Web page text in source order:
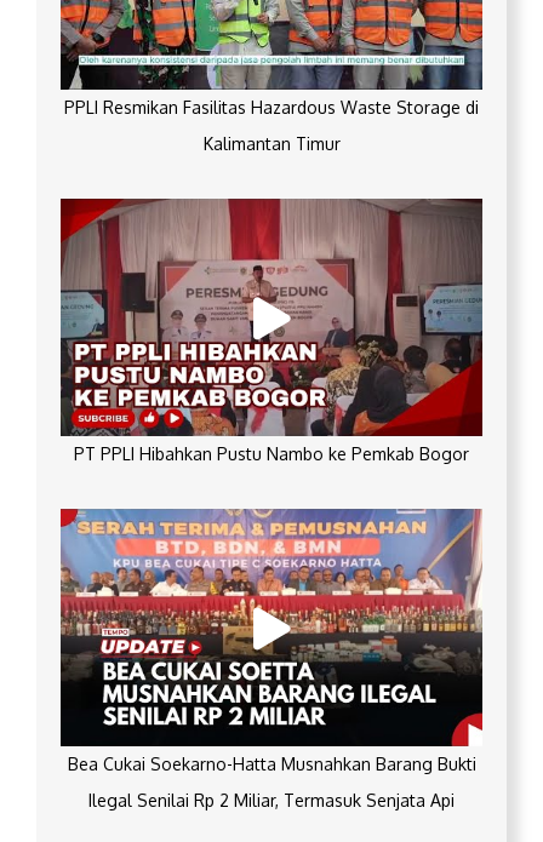
PPLI Resmikan Fasilitas Hazardous Waste Storage di
Kalimantan Timur
PT PPLI Hibahkan Pustu Nambo ke Pemkab Bogor
Bea Cukai Soekarno-Hatta Musnahkan Barang Bukti
Ilegal Senilai Rp 2 Miliar, Termasuk Senjata Api